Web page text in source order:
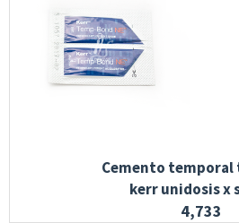
Cemento temporal
kerr unidosis x
4,733